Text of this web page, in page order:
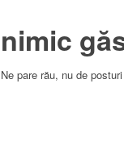
nimic
Ne pare rău, nu de